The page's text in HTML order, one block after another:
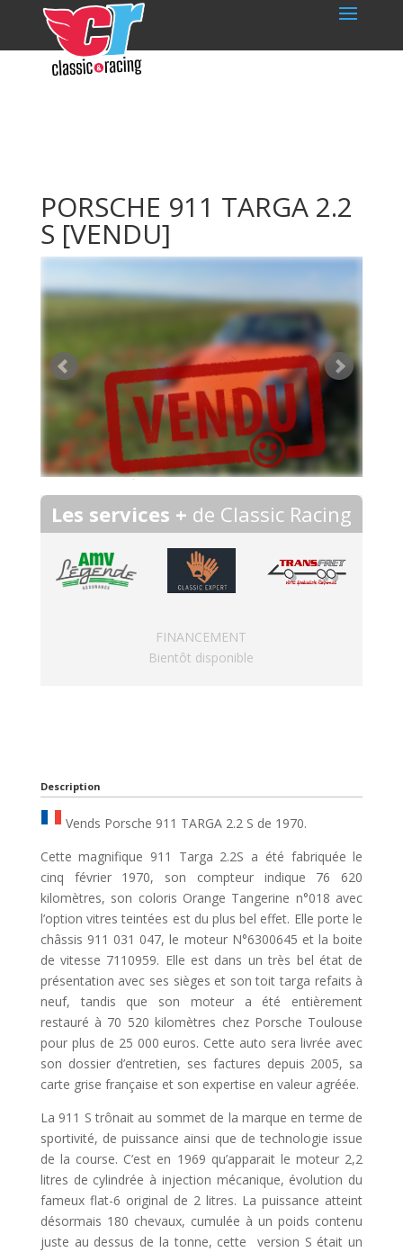
PORSCHE 911 TARGA 2.2
S [VENDU]
Les services + de Classic Racing
FINANCEMENT
Bientôt disponible
Description
Vends Porsche 911 TARGA 2.2 S de 1970.
Cette magnifique 911 Targa 2.2S a été fabriquée le
cinq février 1970, son compteur indique 76 620
kilomètres, son coloris Orange Tangerine n°018 avec
l’option vitres teintées est du plus bel effet. Elle porte le
châssis 911 031 047, le moteur N°6300645 et la boite
de vitesse 7110959. Elle est dans un très bel état de
présentation avec ses sièges et son toit targa refaits à
neuf, tandis que son moteur a été entièrement
restauré à 70 520 kilomètres chez Porsche Toulouse
pour plus de 25 000 euros. Cette auto sera livrée avec
son dossier d’entretien, ses factures depuis 2005, sa
carte grise française et son expertise en valeur agréée.
La 911 S trônait au sommet de la marque en terme de
sportivité, de puissance ainsi que de technologie issue
de la course. C’est en 1969 qu’apparait le moteur 2,2
litres de cylindrée à injection mécanique, évolution du
fameux flat-6 original de 2 litres. La puissance atteint
désormais 180 chevaux, cumulée à un poids contenu
juste au dessus de la tonne, cette version S était un